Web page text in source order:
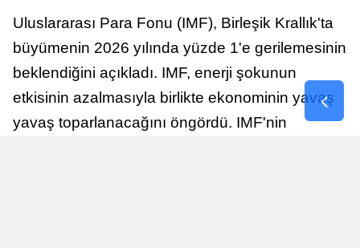
Uluslararası Para Fonu (IMF), Birleşik Krallık'ta
büyümenin 2026 yılında yüzde 1'e gerilemesinin
beklendiğini açıkladı. IMF, enerji şokunun
etkisinin azalmasıyla birlikte ekonominin yavaş
yavaş toparlanacağını öngördü. IMF'nin